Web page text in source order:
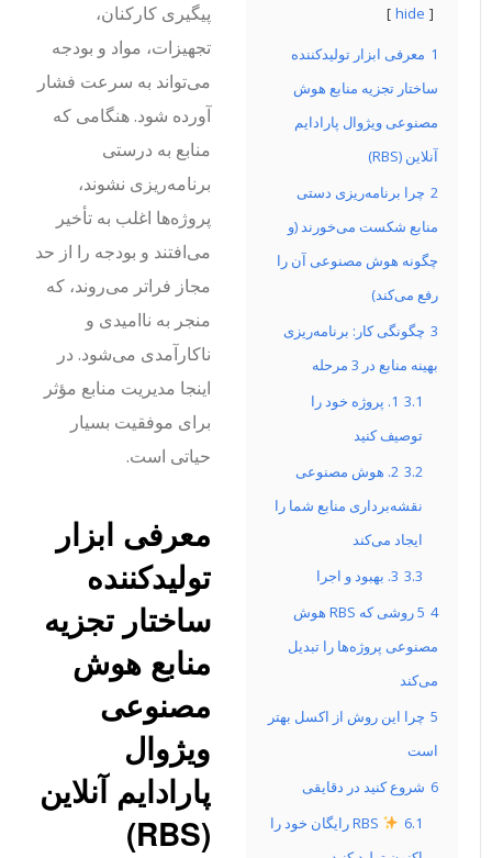
hide
معرفی ابزار تولیدکننده
ساختار تجزیه منابع هوش
مصنوعی ویژوال پارادایم
آنلاین (RBS)
چرا برنامه‌ریزی دستی
منابع شکست می‌خورند (و
چگونه هوش مصنوعی آن را
رفع می‌کند)
چگونگی کار: برنامه‌ریزی
بهینه منابع در 3 مرحله
3.1
1. پروژه خود را
توصیف کنید
3.2
2. هوش مصنوعی
نقشه‌برداری منابع شما را
ایجاد می‌کند
3.3 3. بهبود و اجرا
5 روشی که RBS هوش
مصنوعی پروژه‌ها را تبدیل
می‌کند
چرا این روش از اکسل بهتر
است
شروع کنید در دقایقی
6.1
RBS رایگان خود را
پیگیری کارکنان،
تجهیزات، مواد و بودجه
می‌تواند به سرعت فشار
آورده شود. هنگامی که
منابع به درستی
برنامه‌ریزی نشوند،
پروژه‌ها اغلب به تأخیر
می‌افتند و بودجه را از حد
مجاز فراتر می‌روند، که
منجر به ناامیدی و
ناکارآمدی می‌شود. در
اینجا مدیریت منابع مؤثر
برای موفقیت بسیار
حیاتی است.
معرفی ابزار
تولیدکننده
ساختار تجزیه
منابع هوش
مصنوعی
ویژوال
پارادایم آنلاین